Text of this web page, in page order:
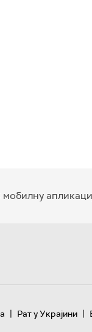
| Рат у Украјини |